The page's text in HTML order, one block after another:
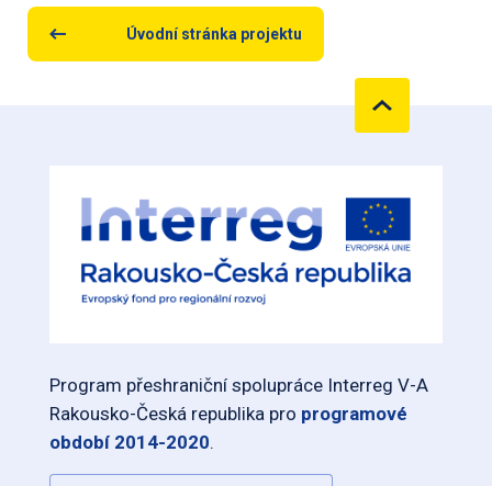
Úvodní stránka projektu
Program přeshraniční spolupráce Interreg V-A
Rakousko-Česká republika pro programové
období 2014-2020.